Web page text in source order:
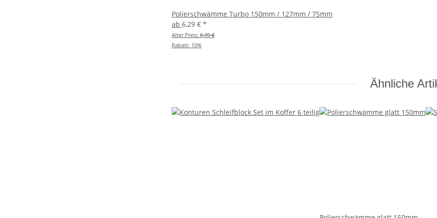
Polierschwämme Turbo 150mm / 127mm / 75mm
ab 6,29 € *
Alter Preis: 6,99 €
Rabatt: 10%
Ähnliche